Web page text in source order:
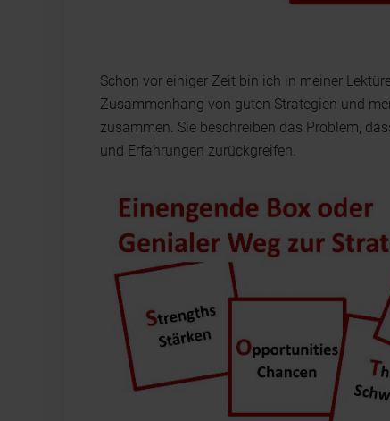
Schon vor einiger Zeit bin ich in meiner
Zusammenhang von guten Strategien und
zusammen. Sie beschreiben das Problem,
und Erfahrungen zurückgreifen.